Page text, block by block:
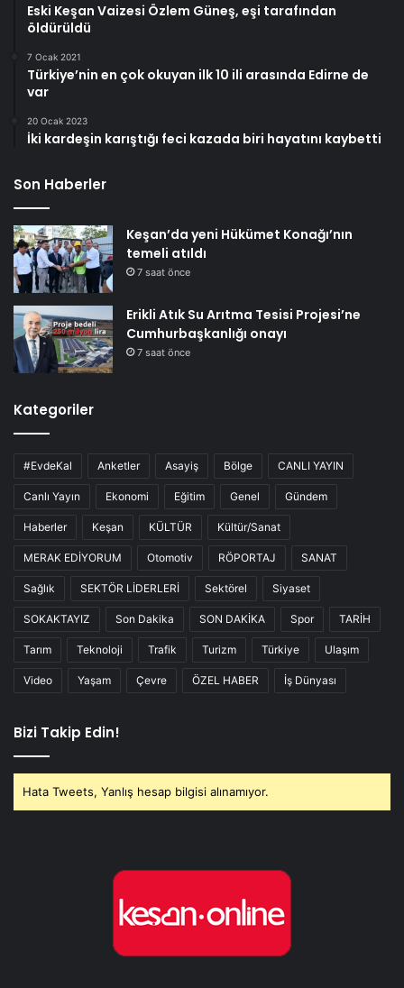
Eski Keşan Vaizesi Özlem Güneş, eşi tarafından
öldürüldü
7 Ocak 2021
Türkiye’nin en çok okuyan ilk 10 ili arasında Edirne de
var
20 Ocak 2023
İki kardeşin karıştığı feci kazada biri hayatını kaybetti
Son Haberler
Keşan’da yeni Hükümet Konağı’nın
temeli atıldı
7 saat önce
Erikli Atık Su Arıtma Tesisi Projesi’ne
Cumhurbaşkanlığı onayı
7 saat önce
Kategoriler
#EvdeKal Anketler Asayiş Bölge CANLI YAYIN
Canlı Yayın Ekonomi Eğitim Genel Gündem
Haberler Keşan KÜLTÜR Kültür/Sanat
MERAK EDİYORUM Otomotiv RÖPORTAJ SANAT
Sağlık SEKTÖR LİDERLERİ Sektörel Siyaset
SOKAKTAYIZ Son Dakika SON DAKİKA Spor TARİH
Tarım Teknoloji Trafik Turizm Türkiye Ulaşım
Video Yaşam Çevre ÖZEL HABER İş Dünyası
Bizi Takip Edin!
Hata Tweets, Yanlış hesap bilgisi alınamıyor.